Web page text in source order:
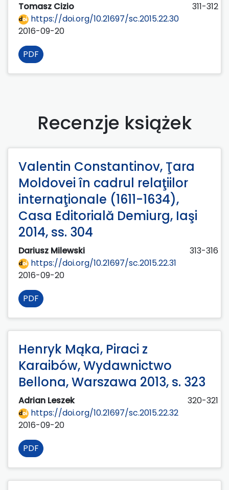
Tomasz Cizio
311-312
https://doi.org/10.21697/sc.2015.22.30
2016-09-20
PDF
Recenzje książek
Valentin Constantinov, Ţara
Moldovei în cadrul relaţiilor
internaţionale (1611-1634),
Casa Editorială Demiurg, Iaşi
2014, ss. 304
Dariusz Milewski
313-316
https://doi.org/10.21697/sc.2015.22.31
2016-09-20
PDF
Henryk Mąka, Piraci z
Karaibów, Wydawnictwo
Bellona, Warszawa 2013, s. 323
Adrian Leszek
320-321
https://doi.org/10.21697/sc.2015.22.32
2016-09-20
PDF